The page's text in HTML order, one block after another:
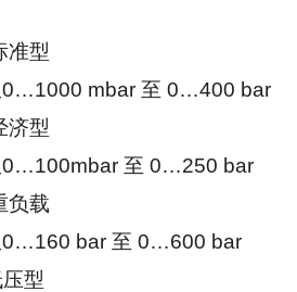
型
mbar 至 0…400 bar
型
至 0…250 bar
载
bar 至 0…600 bar
型